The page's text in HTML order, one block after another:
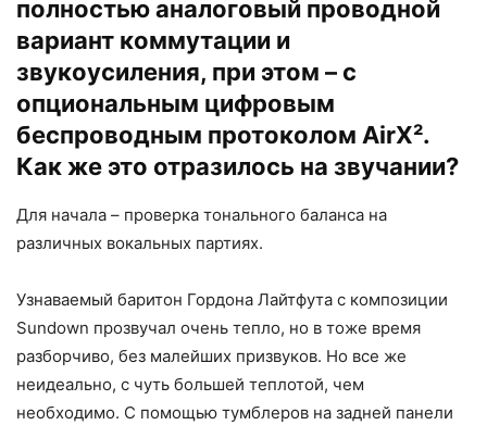
полностью аналоговый проводной
вариант коммутации и
звукоусиления, при этом – с
опциональным цифровым
беспроводным протоколом AirX².
Как же это отразилось на звучании?
Для начала – проверка тонального баланса на
различных вокальных партиях.
Узнаваемый баритон Гордона Лайтфута с композиции
Sundown прозвучал очень тепло, но в тоже время
разборчиво, без малейших призвуков. Но все же
неидеально, с чуть большей теплотой, чем
необходимо. С помощью тумблеров на задней панели